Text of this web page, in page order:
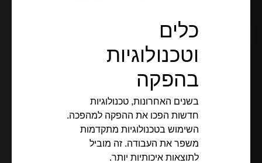
כלים
וטכנולוגיות
בהפקה
בשנים האחרונות, טכנולוגיות
חדשות הפכו את ההפקה למהפכה.
השימוש בטכנולוגיות מתקדמות
משפר את העבודה. זה מוביל
לתוצאות איכותיות יותר.